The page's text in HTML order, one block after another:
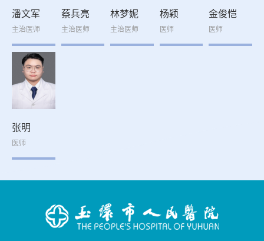
潘文军
主治医师
蔡兵亮
主治医师
林梦妮
主治医师
杨颖
医师
金俊恺
医师
张明
医师